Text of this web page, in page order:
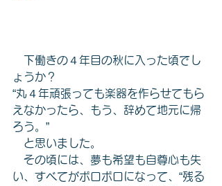
下働きの４年目の秋に入った頃でし
ょうか？
“丸４年頑張っても楽器を作らせてもら
えなかったら、もう、辞めて地元に帰
ろう。”
と思いました。
その頃には、夢も希望も自尊心も失
い、すべてがボロボロになって、“残る